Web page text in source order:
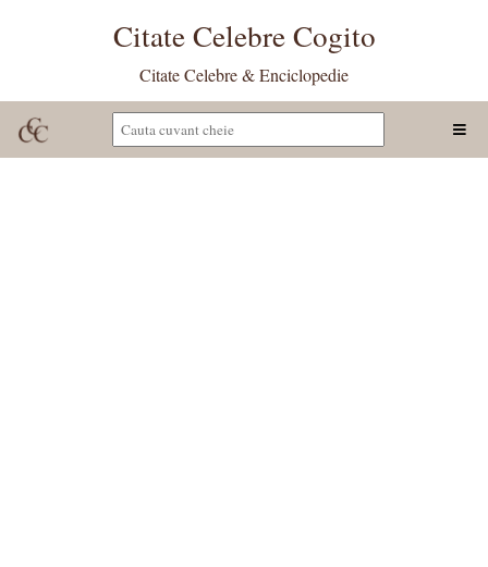
Citate Celebre Cogito
Citate Celebre & Enciclopedie